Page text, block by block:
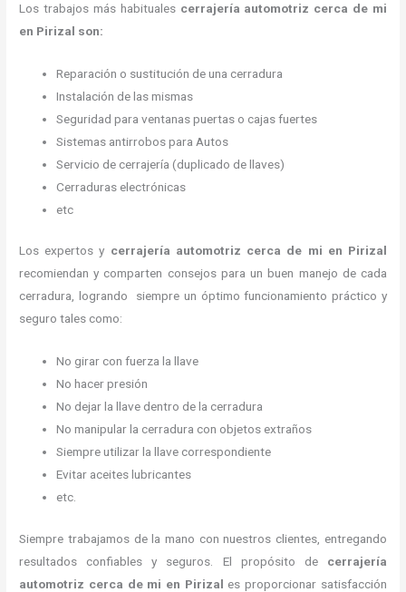
Los trabajos más habituales cerrajería automotriz cerca de mi
en Pirizal son:
Reparación o sustitución de una cerradura
Instalación de las mismas
Seguridad para ventanas puertas o cajas fuertes
Sistemas antirrobos para Autos
Servicio de cerrajería (duplicado de llaves)
Cerraduras electrónicas
etc
Los expertos y cerrajería automotriz cerca de mi en Pirizal
recomiendan y comparten consejos para un buen manejo de cada
cerradura, logrando siempre un óptimo funcionamiento práctico y
seguro tales como:
No girar con fuerza la llave
No hacer presión
No dejar la llave dentro de la cerradura
No manipular la cerradura con objetos extraños
Siempre utilizar la llave correspondiente
Evitar aceites lubricantes
etc.
Siempre trabajamos de la mano con nuestros clientes, entregando
resultados confiables y seguros. El propósito de cerrajería
automotriz cerca de mi en Pirizal es proporcionar satisfacción